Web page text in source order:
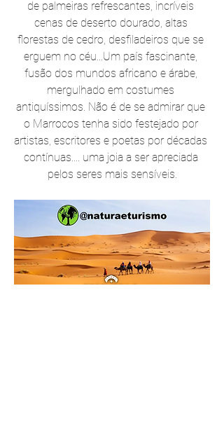
de palmeiras refrescantes, incríveis
cenas de deserto dourado, altas
florestas de cedro, desfiladeiros que se
erguem no céu...Um país fascinante,
fusão dos mundos africano e árabe,
mergulhado em costumes
antiquíssimos. Não é de se admirar que
o Marrocos tenha sido festejado por
artistas, escritores e poetas por décadas
contínuas.... uma joia a ser apreciada
pelos seres mais sensíveis.